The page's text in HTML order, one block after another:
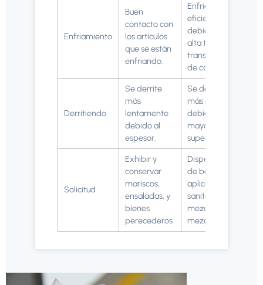
Enfriamiento
Buen
contacto con
los artículos
que se están
enfriando.
Enfriamiento
eficiente
debido a la
alta tasa de
transferencia
de calor
Derritiendo
Se derrite
más
lentamente
debido al
espesor.
Se derrite
más rápido
debido a su
mayor
superficie.
Solicitud
Exhibir y
conservar
mariscos,
ensaladas, y
bienes
perecederos
Dispensación
de bebidas,
aplicaciones
sanitarias, y
mezcla de
mezcla